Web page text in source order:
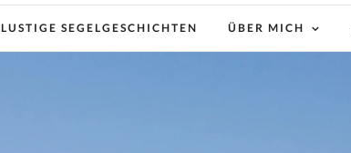
LUSTIGE SEGELGESCHICHTEN ÜBER MICH